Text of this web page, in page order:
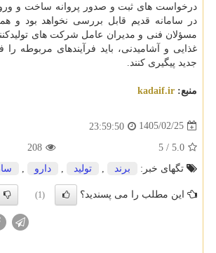
درخواست های ثبت و صدور پروانه ساخت و
در سامانه قدیم قابل بررسی نخواهد بود و
مسؤلان فنی و مدیران عامل شرکت های
غذایی و آشامیدنی، باید فرآیندهای مربوطه
جدید پیگیری کنند.
منبع: kadaif.ir
1405/02/25
23:59:50
5.0
/
5
208
تگهای خبر:
برند تولید دارو
این مطلب را می پسندید؟ (1)